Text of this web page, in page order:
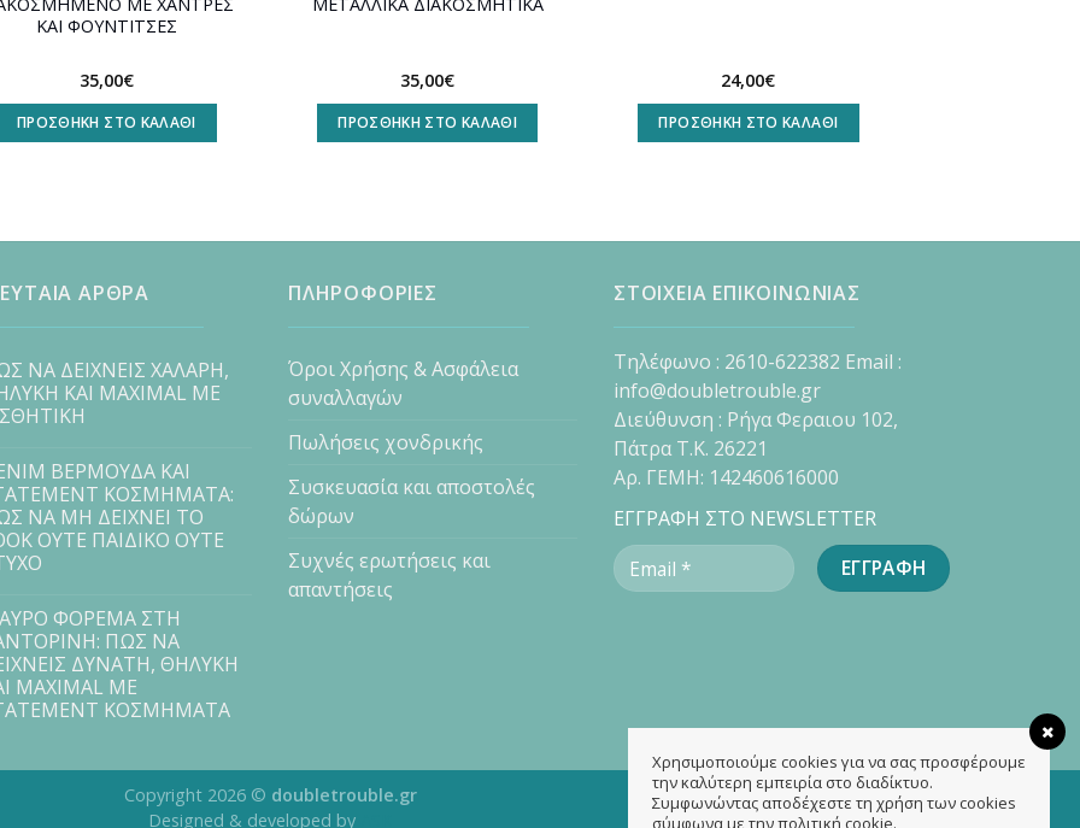
ΚΑΙ ΦΟΥΝΤΙΤΣΕΣ
35,00€
ΠΡΟΣΘΉΚΗ ΣΤΟ ΚΑΛΆΘΙ
35,00€
ΠΡΟΣΘΉΚΗ ΣΤΟ ΚΑΛΆΘΙ
24,00€
ΠΡΟΣΘΉΚΗ ΣΤΟ ΚΑΛΆΘΙ
ΑΡΘΡΑ
ΝΑ ΔΕΙΧΝΕΙΣ ΧΑΛΑΡΗ,
ΚΑΙ MAXIMAL ΜΕ
ΒΕΡΜΟΥΔΑ ΚΑΙ
ΚΟΣΜΗΜΑΤΑ:
ΝΑ ΜΗ ΔΕΙΧΝΕΙ ΤΟ
ΟΥΤΕ ΠΑΙΔΙΚΟ ΟΥΤΕ
ΦΟΡΕΜΑ ΣΤΗ
ΠΩΣ ΝΑ
ΔΥΝΑΤΗ, ΘΗΛΥΚΗ
MAXIMAL ΜΕ
ΚΟΣΜΗΜΑΤΑ
ΠΛΗΡΟΦΟΡΙΕΣ
Όροι Χρήσης & Ασφάλεια
συναλλαγών
Πωλήσεις χονδρικής
Συσκευασία και αποστολές
δώρων
Συχνές ερωτήσεις και
απαντήσεις
ΣΤΟΙΧΕΙΑ ΕΠΙΚΟΙΝΩΝΙΑΣ
Τηλέφωνο : 2610-622382 Email :
info@doubletrouble.gr
Διεύθυνση : Ρήγα Φεραιου 102,
Πάτρα Τ.Κ. 26221
Αρ. ΓΕΜΗ: 142460616000
ΕΓΓΡΑΦΗ ΣΤΟ NEWSLETTER
Copyright 2026 © doubletrouble.gr
Designed & developed by
Χρησιμοποιούμε cookies για να σας προσφέρουμε
την καλύτερη εμπειρία στο διαδίκτυο.
Συμφωνώντας αποδέχεστε τη χρήση των cookies
σύμφωνα με την πολιτική cookie.